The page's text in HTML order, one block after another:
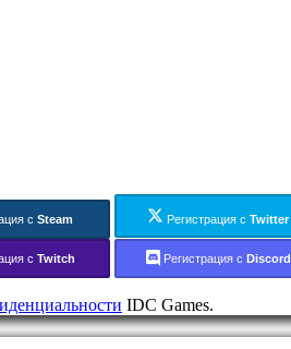
с Steam Регистрация с Twitter
с Twitch Регистрация с Discord
IDC Games.